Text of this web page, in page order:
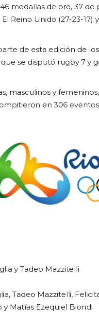
medallas de oro, 37
Reino Unido (27-23-17)
de esta edición de
se disputó rugby 7 y
masculinos y
en 306
y Tadeo Mazzitelli
Tadeo Mazzitelli,
y Matías Ezequiel Biondi